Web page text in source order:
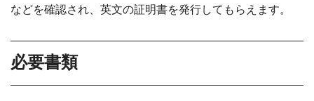
などを確認され、英文の証明書を発行してもらえます。
必要書類